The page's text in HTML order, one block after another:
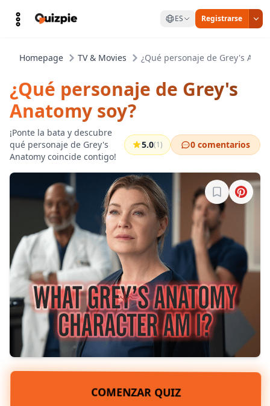
ES Registrarse
Homepage TV & Movies ¿Qué personaje de Grey's
¿Qué personaje de Grey's
Anatomy soy?
¡Ponte la bata y descubre
qué personaje de Grey's
Anatomy coincide contigo!
5.0(1) 0 comentarios
Inicia
COMENZAR QUIZ